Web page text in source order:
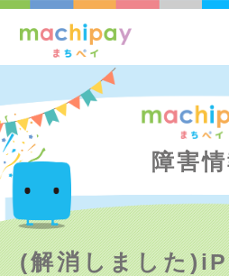
障害
(解消しました